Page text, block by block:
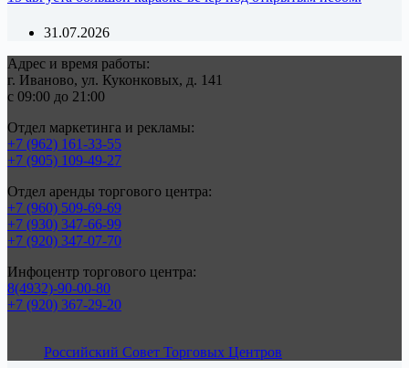
31.07.2026
Адрес и время работы:
г. Иваново, ул. Куконковых, д. 141
с 09:00 до 21:00
Отдел маркетинга и рекламы:
+7 (962) 161-33-55
+7 (905) 109-49-27
Отдел аренды торгового центра:
+7 (960) 509-69-69
+7 (930) 347-66-99
+7 (920) 347-07-70
Инфоцентр торгового центра:
8(4932)-90-00-80
+7 (920) 367-29-20
Российский Совет Торговых Центров